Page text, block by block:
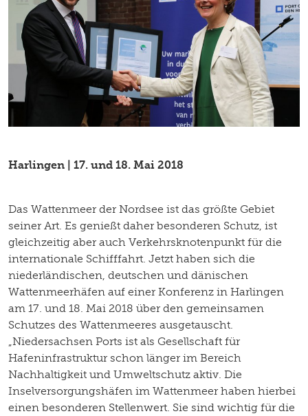
Harlingen | 17. und 18. Mai 2018
Das Wattenmeer der Nordsee ist das größte Gebiet
seiner Art. Es genießt daher besonderen Schutz, ist
gleichzeitig aber auch Verkehrsknotenpunkt für die
internationale Schifffahrt. Jetzt haben sich die
niederländischen, deutschen und dänischen
Wattenmeerhäfen auf einer Konferenz in Harlingen
am 17. und 18. Mai 2018 über den gemeinsamen
Schutzes des Wattenmeeres ausgetauscht.
„Niedersachsen Ports ist als Gesellschaft für
Hafeninfrastruktur schon länger im Bereich
Nachhaltigkeit und Umweltschutz aktiv. Die
Inselversorgungshäfen im Wattenmeer haben hierbei
einen besonderen Stellenwert. Sie sind wichtig für die